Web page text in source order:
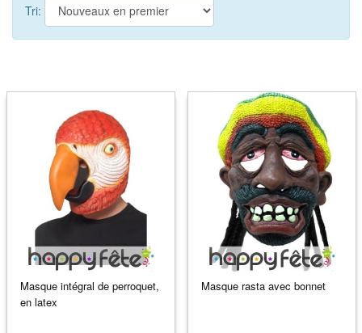
Tri:
Masque intégral de perroquet,
en latex
Masque rasta avec bonnet